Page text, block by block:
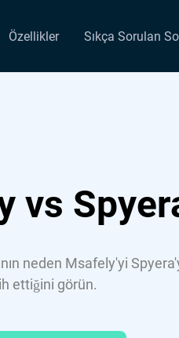
Özellikler Sıkça Sorulan
vs
neden Msafely'yi
ettiğini görün.